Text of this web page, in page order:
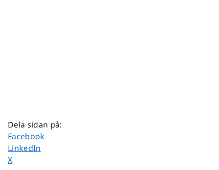
Dela sidan på:
Dela sidan på
Facebook
Dela sidan på
LinkedIn
Dela sidan på
X